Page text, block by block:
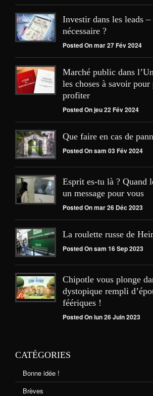
Investir dans les leads –
nécessaire ?
Posted On mar 27 Fév 2024
Marché public dans
les choses à savoir
profiter
Posted On jeu 22 Fév 2024
Que faire en cas de
Posted On sam 03 Fév 2024
Esprit es-tu là ? Quand
un message pour vous
Posted On mar 26 Déc 2023
La roulette russe de
Posted On sam 16 Sep 2023
Chipotle vous plonge
dystopique rempli
féériques !
Posted On lun 26 Juin 2023
CATÉGORIES
Bonne idée !
Brèves